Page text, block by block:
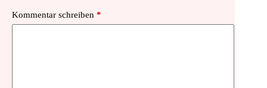
Kommentar schreiben *